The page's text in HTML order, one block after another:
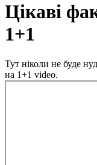
Цікаві
1+1
Тут ніколи не буде
на 1+1 video.